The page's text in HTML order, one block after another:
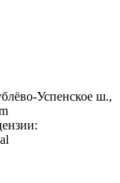
Успенское ш.,